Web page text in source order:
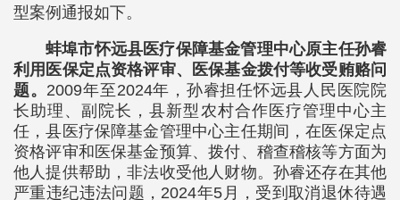
型案例通报如下。
蚌埠市怀远县医疗保障基金管理中心原主任孙睿
利用医保定点资格评审、医保基金拨付等收受贿赂问
题。 2009年至2024年，孙睿担任怀远县人民医院院
长助理、副院长，县新型农村合作医疗管理中心主
任，县医疗保障基金管理中心主任期间，在医保定点
资格评审和医保基金预算、拨付、稽查稽核等方面为
他人提供帮助，非法收受他人财物。孙睿还存在其他
严重违纪违法问题，2024年5月，受到取消退休待遇